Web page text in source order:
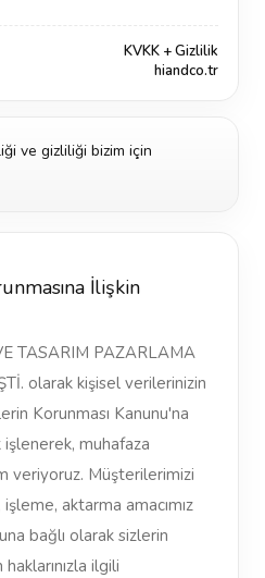
KVKK + Gizlilik
hiandco.tr
ve gizliliği bizim için
İlişkin
TASARIM PAZARLAMA
olarak kişisel verilerinizin
Korunması Kanunu'na
işlenerek, muhafaza
veriyoruz. Müşterilerimizi
aktarma amacımız
bağlı olarak sizlerin
ilgili